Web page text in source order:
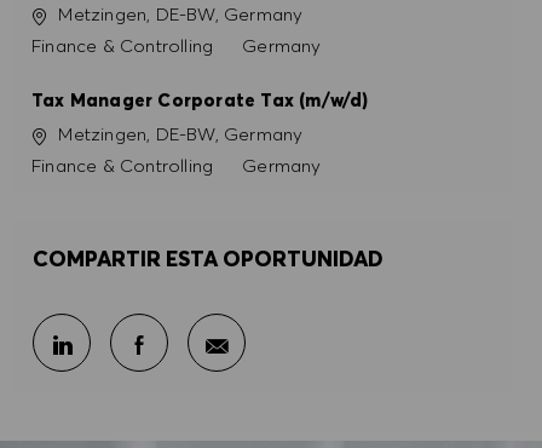
Ubicación
Metzingen, DE-BW, Germany
Categoría
Finance & Controlling Germany
Tax Manager Corporate Tax (m/w/d)
Ubicación
Metzingen, DE-BW, Germany
Categoría
Finance & Controlling Germany
COMPARTIR ESTA OPORTUNIDAD
Compartir en LinkedIn
Compartir en Facebook
Compartir por correo